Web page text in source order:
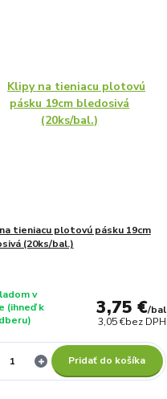
tieniacu plotovú pásku 19cm
(20ks/bal.)
3,75 €/bal
3,05 €bez DPH
v
(ihneď k
Pridať do košíka